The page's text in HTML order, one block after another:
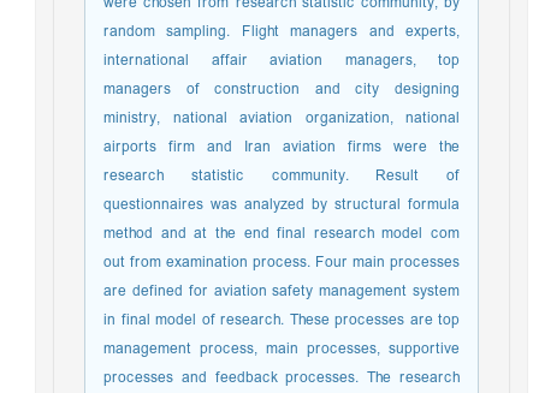
random sampling. Flight managers and experts,
international affair aviation managers, top
managers of construction and city designing
ministry, national aviation organization, national
airports firm and Iran aviation firms were the
research statistic community. Result of
questionnaires was analyzed by structural formula
method and at the end final research model com
out from examination process. Four main processes
are defined for aviation safety management system
in final model of research. These processes are top
management process, main processes, supportive
processes and feedback processes. The research